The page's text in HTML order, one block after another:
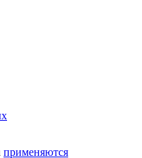
применяются